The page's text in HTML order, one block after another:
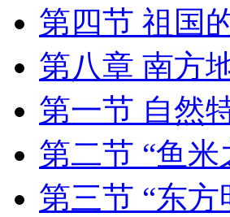
第四节 祖
第八章 南方
第一节 自然
第二节 “鱼
第三节 “东